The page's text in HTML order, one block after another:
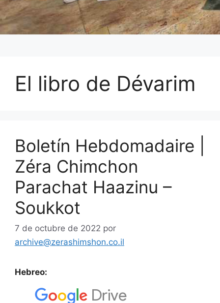
El libro de Dévarim
Boletín Hebdomadaire |
Zéra Chimchon
Parachat Haazinu –
Soukkot
7 de octubre de 2022 por
archive@zerashimshon.co.il
Hebreo: